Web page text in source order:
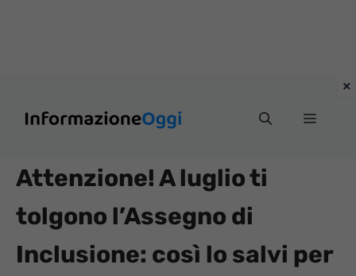
Menu
Attenzione! A luglio ti
tolgono l’Assegno di
Inclusione: così lo salvi per